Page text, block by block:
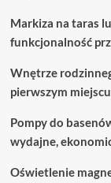
Markiza na taras
funkcjonalność
Wnętrze
pierwszym miejscu
Pompy do
wydajne,
Oświetlenie